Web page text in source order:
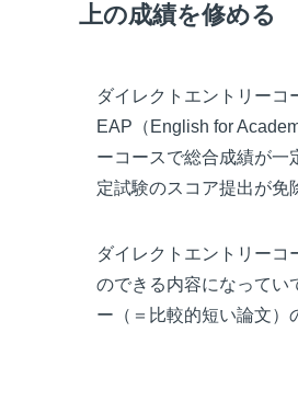
上の成績を修める
ダイレクトエントリーコ
EAP（English for
ーコースで総合成績が一
定試験のスコア提出が免
ダイレクトエントリーコ
のできる内容になってい
ー（＝比較的短い論文）